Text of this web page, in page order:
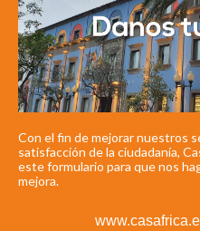
Con el fin de mejorar nuestros
satisfacción de la ciudadanía,
este formulario para que nos
mejora.